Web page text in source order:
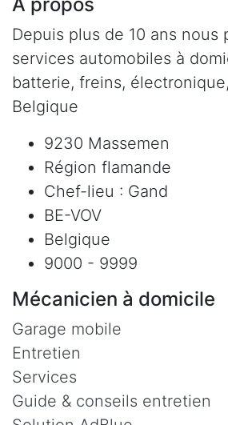
Depuis plus de 10 ans nous
services automobiles à
batterie, freins,
Belgique
9230 Massemen
Région flamande
Chef-lieu : Gand
BE-VOV
Belgique
9000 - 9999
Mécanicien à domicile
Garage mobile
Entretien
Services
Guide & conseils entretien